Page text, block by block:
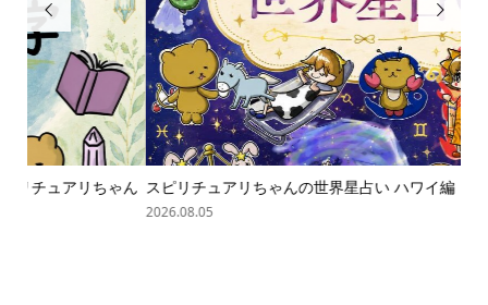

スピリチュアリちゃんの世界星占い ハワイ編
